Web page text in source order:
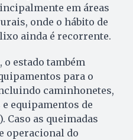
em áreas
onde o hábito de
ainda é recorrente.
o estado também
para o
caminhonetes,
equipamentos de
Caso as queimadas
operacional do